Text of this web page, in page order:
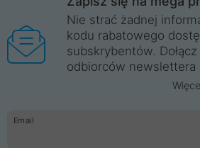
Trzebnica, Opole. Szybka i profesjonalna
ProLine to polska firma ze 100% polskim
legalnie i płacimy podatki w naszym
główną w Mirkowie oraz salony na
komunikacja ze sklepem
danych osobowych. Dlatego zakup
ProLine to czysta przyjemność i pełne
Zaopatrzysz się u nas w akcesoria i
Nie strać żadnej
kodu rabatowego
subskrybentów.
odbiorców newslettera
Email